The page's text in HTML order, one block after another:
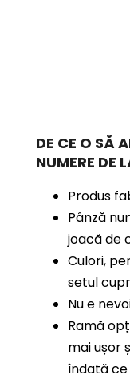
DE CE O SĂ
NUMERE DE
Produs
Pânză
joacă de
Culori,
setul
Nu e
Ramă
mai ușor
îndată